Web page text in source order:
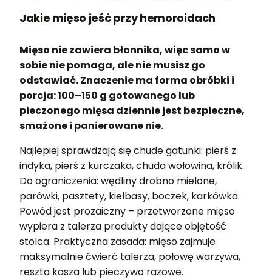
Jakie mięso jeść przy hemoroidach
Mięso nie zawiera błonnika, więc samo w
sobie nie pomaga, ale nie musisz go
odstawiać. Znaczenie ma forma obróbki i
porcja: 100–150 g gotowanego lub
pieczonego mięsa dziennie jest bezpieczne,
smażone i panierowane nie.
Najlepiej sprawdzają się chude gatunki: pierś z
indyka, pierś z kurczaka, chuda wołowina, królik.
Do ograniczenia: wędliny drobno mielone,
parówki, pasztety, kiełbasy, boczek, karkówka.
Powód jest prozaiczny – przetworzone mięso
wypiera z talerza produkty dające objętość
stolca. Praktyczna zasada: mięso zajmuje
maksymalnie ćwierć talerza, połowę warzywa,
reszta kasza lub pieczywo razowe.